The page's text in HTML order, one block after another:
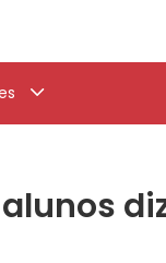
alunos